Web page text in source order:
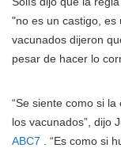
"no es un castigo, es
vacunados dijeron
pesar de hacer lo
“Se siente como si
los vacunados”, dijo
ABC7 . “Es como si